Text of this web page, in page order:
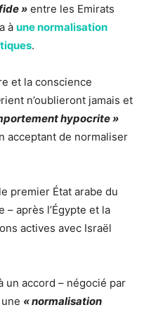
» entre les Emirats
à une normalisation
.
et la conscience
n’oublieront jamais et
hypocrite »
acceptant de normaliser
premier État arabe du
après l’Égypte et la
actives avec Israël
un accord – négocié par
« normalisation